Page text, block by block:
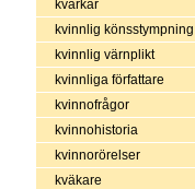
kvarkar
kvinnlig könsstympning
kvinnlig värnplikt
kvinnliga författare
kvinnofrågor
kvinnohistoria
kvinnorörelser
kväkare